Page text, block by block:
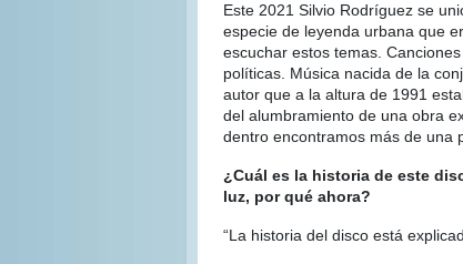
Este 2021 Silvio Rodríguez se
especie de leyenda urbana que
escuchar estos temas.
políticas. Música nacida de la
autor que a la altura de 1991
del alumbramiento de una obra
dentro encontramos más de una
¿Cuál es la historia de este
luz, por qué ahora?
“La historia del disco está